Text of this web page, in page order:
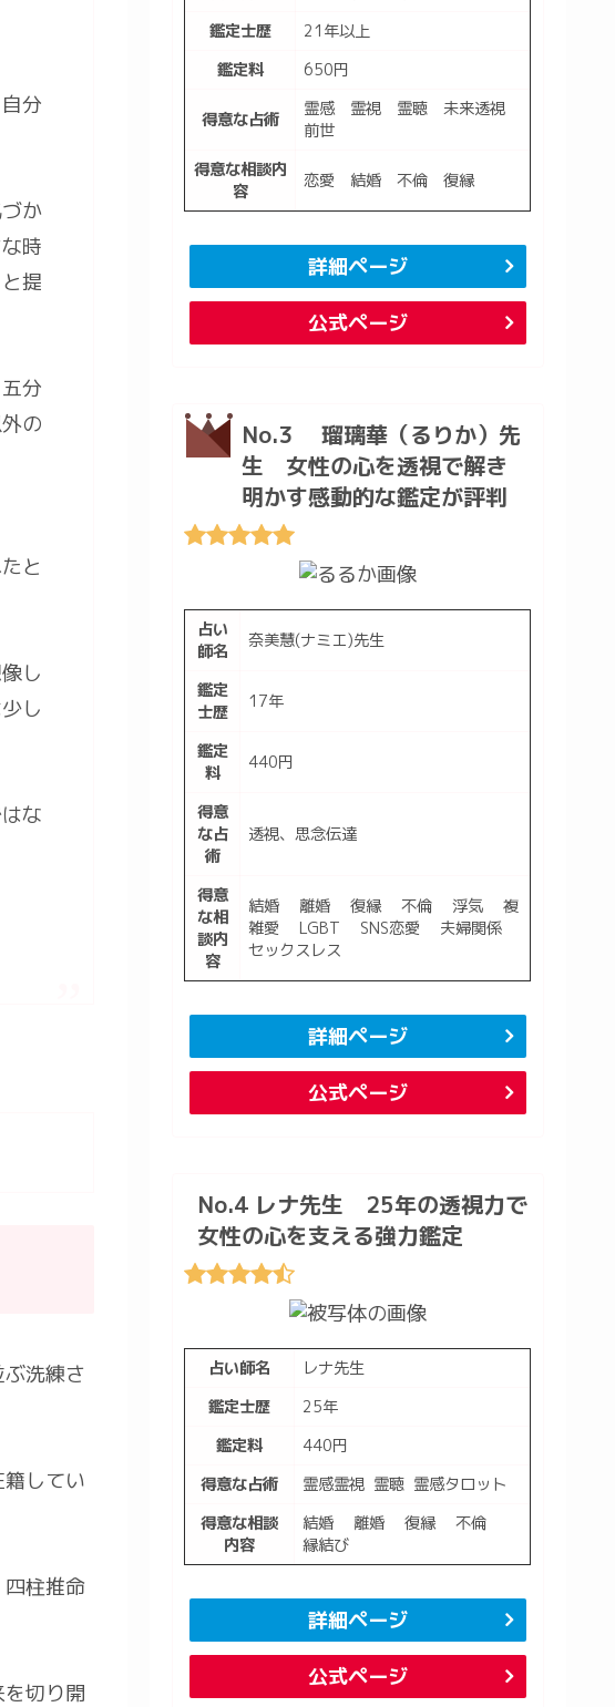
分
か
時
提
分
の
と
し
し
な
洗練さ
してい
柱推命
切り開
鑑定士歴
21年以上
鑑定料
650円
得意な占術
霊感 霊視 霊聴 未来透視
前世
得意な相談内
容
恋愛 結婚 不倫 復縁
詳細ページ
公式ページ
No.3 瑠璃華（るりか）先
生 女性の心を透視で解き
明かす感動的な鑑定が評判
占い
師名
奈美慧(ナミエ)先生
鑑定
士歴
17年
鑑定
料
440円
得意
な占
術
透視、思念伝達
得意
な相
談内
容
結婚 離婚 復縁 不倫 浮気 複
雑愛 LGBT SNS恋愛 夫婦関係
セックスレス
詳細ページ
公式ページ
No.4 レナ先生 25年の透視力で
女性の心を支える強力鑑定
占い師名
レナ先生
鑑定士歴
25年
鑑定料
440円
得意な占術
霊感霊視 霊聴 霊感タロット
得意な相談
内容
結婚 離婚 復縁 不倫
縁結び
詳細ページ
公式ページ